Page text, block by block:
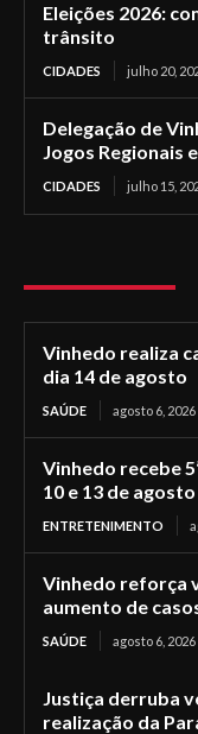
Eleições 2026:
trânsito
CIDADES julho 20,
Delegação de
Jogos Regionais
CIDADES julho 15,
Vinhedo realiza
dia 14 de agosto
SAÚDE agosto 6, 2026
Vinhedo recebe
10 e 13 de agosto
ENTRETENIMENTO
Vinhedo reforça
aumento de
SAÚDE agosto 6, 2026
Justiça derruba
realização da